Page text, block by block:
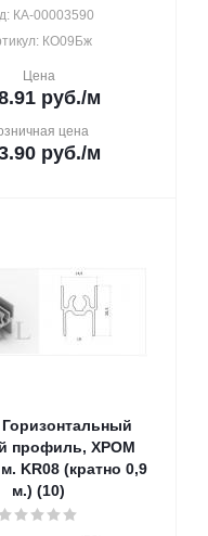
КА-00003590
КО09Бж
Цена
руб./м
цена
руб./м
профиль, ХРОМ
KR08 (кратно 0,9
м.) (10)